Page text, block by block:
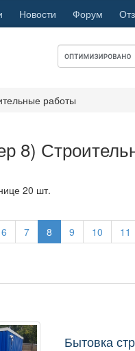
Новости Форум
работы
8)
20 шт.
6 7 8 9 10 11
Бытовка